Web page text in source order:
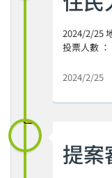
2024/2/25
投票人數
2024/2/25
提案